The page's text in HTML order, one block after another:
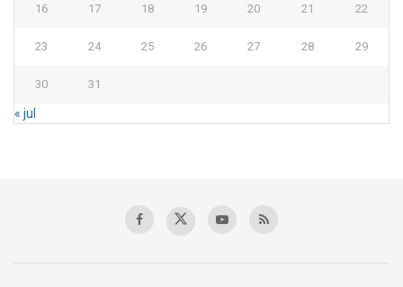
16 17 18 19 20 21 22
23 24 25 26 27 28 29
30 31
« jul